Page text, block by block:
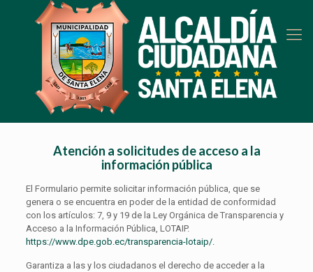
Atención a solicitudes de acceso a la
información pública
El Formulario permite solicitar información pública, que se
genera o se encuentra en poder de la entidad de conformidad
con los artículos: 7, 9 y 19 de la Ley Orgánica de Transparencia y
Acceso a la Información Pública, LOTAIP.
https://www.dpe.gob.ec/transparencia-lotaip/.
Garantiza a las y los ciudadanos el derecho de acceder a la